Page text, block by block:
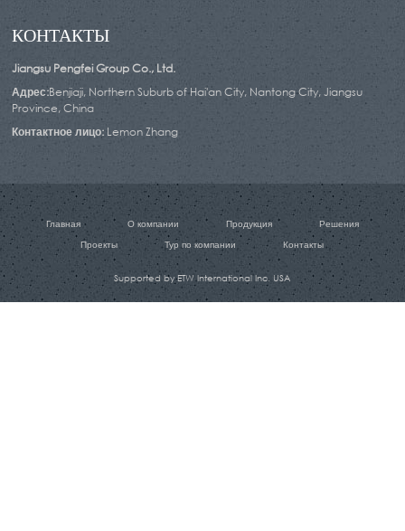
КОНТАКТЫ
Jiangsu Pengfei Group Co., Ltd.
Адрес:Benjiaji, Northern Suburb of Hai'an City, Nantong City, Jiangsu
Province, China
Контактное лицо: Lemon Zhang
Главная О компании Продукция
Решения
Проекты
Тур по компании Контакты
Supported by ETW International Inc. USA